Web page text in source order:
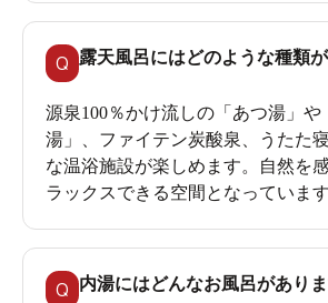
Q 露天風呂にはどのような種類
源泉100％かけ流しの「あつ湯」や
湯」、ファイテン炭酸泉、うたた
な温浴施設が楽しめます。自然を
ラックスできる空間となっています
Q 内湯にはどんなお風呂があり